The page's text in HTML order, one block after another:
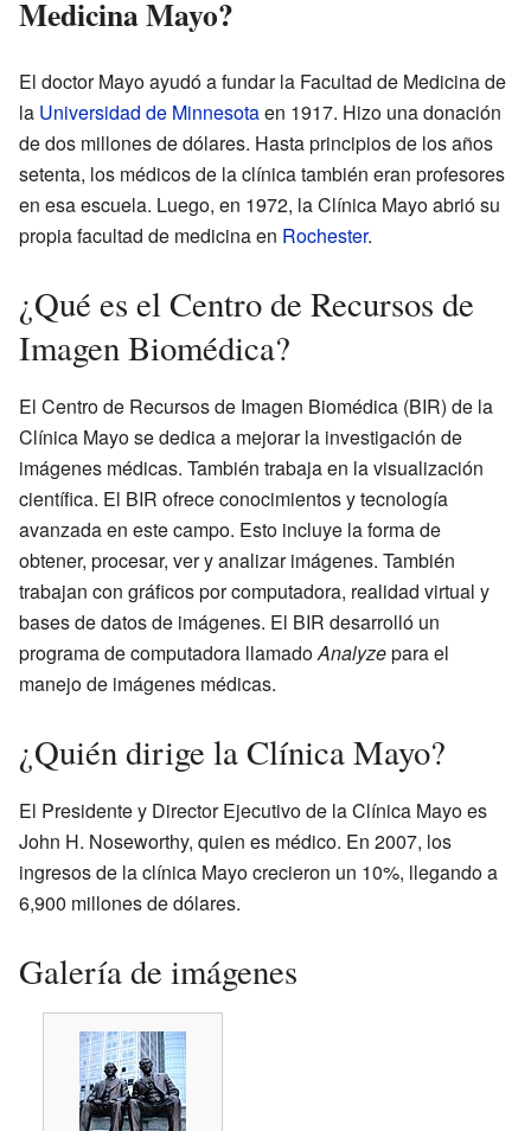
Medicina Mayo?
El doctor Mayo ayudó a fundar la Facultad de Medicina de
la Universidad de Minnesotaen 1917. Hizo una donación
de dos millones de dólares. Hasta principios de los años
setenta, los médicos de la clínica también eran profesores
en esa escuela. Luego, en 1972, la Clínica Mayo abrió su
propia facultad de medicina en Rochester.
¿Qué es el Centro de Recursos de
Imagen Biomédica?
El Centro de Recursos de Imagen Biomédica (BIR) de la
Clínica Mayo se dedica a mejorar la investigación de
imágenes médicas. También trabaja en la visualización
científica. El BIR ofrece conocimientos y tecnología
avanzada en este campo. Esto incluye la forma de
obtener, procesar, ver y analizar imágenes. También
trabajan con gráficos por computadora, realidad virtual y
bases de datos de imágenes. El BIR desarrolló un
programa de computadora llamadoAnalyzepara el
manejo de imágenes médicas.
¿Quién dirige la Clínica Mayo?
El Presidente y Director Ejecutivo de la Clínica Mayo es
John H. Noseworthy, quien es médico. En 2007, los
ingresos de la clínica Mayo crecieron un 10%, llegando a
6,900 millones de dólares.
Galería de imágenes